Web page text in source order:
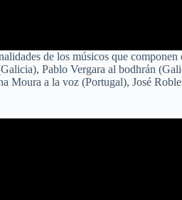
de los músicos que
Pablo Vergara al bodhrán
Moura a la voz (Portugal), José